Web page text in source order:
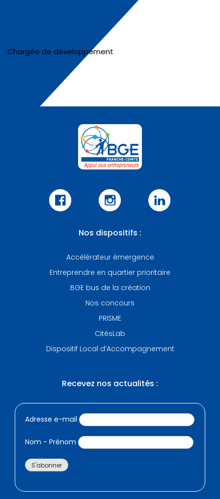
Chargée de développement
Nos dispositifs :
Accélérateur émergence
Entreprendre en quartier prioritaire
BGE bus de la création
Nos concours
PRISME
CitésLab
Dispositif Local d’Accompagnement
Recevez nos actualités :
Adresse e-mail
Nom - Prénom